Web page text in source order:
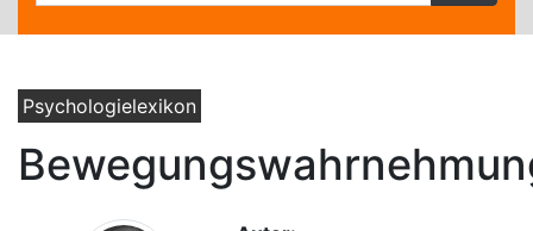
Psychologielexikon